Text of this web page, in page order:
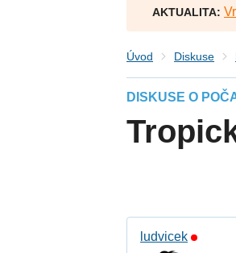
AKTUALITA:
Úvod Diskuse
DISKUSE O
ludvicek